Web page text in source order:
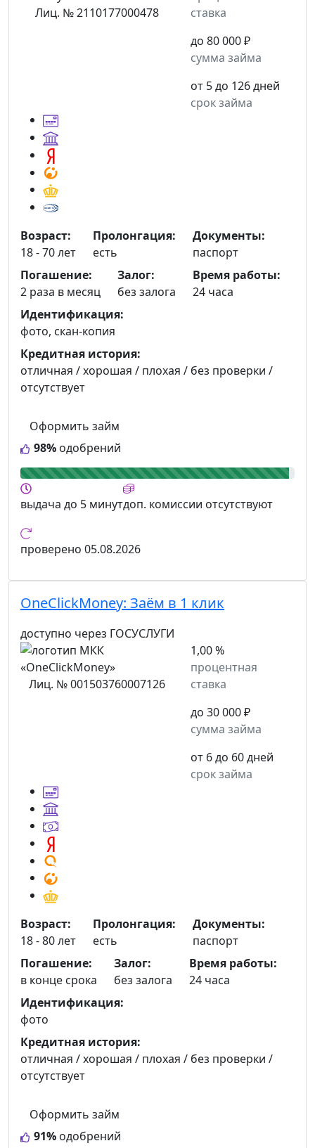
Лиц. № 2110177000478
ставка
до 80 000 ₽
сумма займа
от 5 до 126 дней
срок займа
98% одобрений
Оформить займ
Возраст:
18 - 70 лет
Пролонгация:
есть
Документы:
паспорт
Погашение:
2 раза в месяц
Залог:
без залога
Время работы:
24 часа
Идентификация:
фото, скан-копия
Кредитная история:
отличная / хорошая / плохая / без проверки /
отсутствует
выдача до 5 минутдоп. комиссии отсутствуют
проверено 05.08.2026
OneClickMoney: Заём в 1 клик
доступно через ГОСУСЛУГИ
Лиц. № 001503760007126
1,00 %
процентная
ставка
до 30 000 ₽
сумма займа
от 6 до 60 дней
срок займа
91% одобрений
Оформить займ
Возраст:
18 - 80 лет
Пролонгация:
есть
Документы:
паспорт
Погашение:
в конце срока
Залог:
без залога
Время работы:
24 часа
Идентификация:
фото
Кредитная история:
отличная / хорошая / плохая / без проверки /
отсутствует